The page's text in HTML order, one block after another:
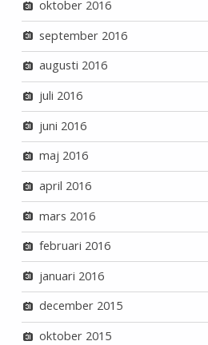
oktober 2016
september 2016
augusti 2016
juli 2016
juni 2016
maj 2016
april 2016
mars 2016
februari 2016
januari 2016
december 2015
oktober 2015